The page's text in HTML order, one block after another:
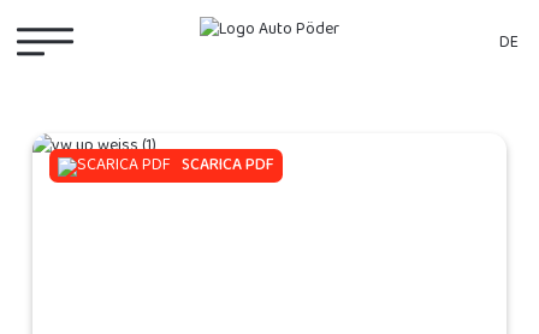
SCARICA PDF
DE